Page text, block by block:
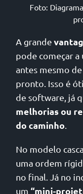
Foto:
A grande
pode começar
antes mesmo
pronto. Isso é
de software, já
melhorias ou
do caminho
No modelo
uma ordem
no final. Já no
um “mini-